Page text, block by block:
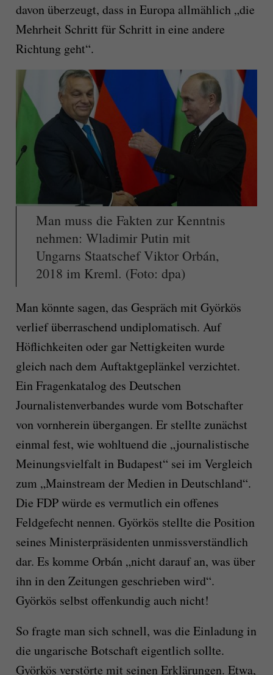
davon überzeugt, dass in Europa allmählich „die
Mehrheit Schritt für Schritt in eine andere
Richtung geht“.
Man muss die Fakten zur Kenntnis
nehmen: Wladimir Putin mit
Ungarns Staatschef Viktor Orbán,
2018 im Kreml. (Foto: dpa)
Man könnte sagen, das Gespräch mit Györkös
verlief überraschend undiplomatisch. Auf
Höflichkeiten oder gar Nettigkeiten wurde
gleich nach dem Auftaktgeplänkel verzichtet.
Ein Fragenkatalog des Deutschen
Journalistenverbandes wurde vom Botschafter
von vornherein übergangen. Er stellte zunächst
einmal fest, wie wohltuend die „journalistische
Meinungsvielfalt in Budapest“ sei im Vergleich
zum „Mainstream der Medien in Deutschland“.
Die FDP würde es vermutlich ein offenes
Feldgefecht nennen. Györkös stellte die Position
seines Ministerpräsidenten unmissverständlich
dar. Es komme Orbán „nicht darauf an, was über
ihn in den Zeitungen geschrieben wird“.
Györkös selbst offenkundig auch nicht!
So fragte man sich schnell, was die Einladung in
die ungarische Botschaft eigentlich sollte.
Györkös verstörte mit seinen Erklärungen. Etwa,